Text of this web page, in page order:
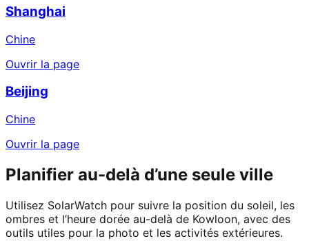
Shanghai
Chine
Ouvrir la page
Beijing
Chine
Ouvrir la page
Planifier au-delà d’une seule ville
Utilisez SolarWatch pour suivre la position du soleil, les
ombres et l’heure dorée au-delà de Kowloon, avec des
outils utiles pour la photo et les activités extérieures.